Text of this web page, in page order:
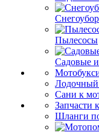
Пылесосы
Садовые
Лодочный
Сани к
Запчасти
Шланги